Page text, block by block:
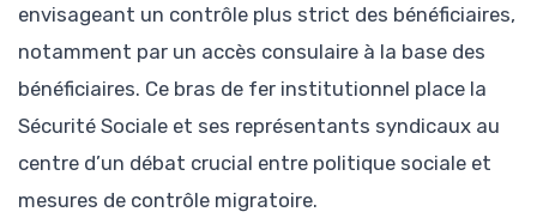
envisageant un contrôle plus strict des bénéficiaires,
notamment par un accès consulaire à la base des
bénéficiaires. Ce bras de fer institutionnel place la
Sécurité Sociale et ses représentants syndicaux au
centre d’un débat crucial entre politique sociale et
mesures de contrôle migratoire.